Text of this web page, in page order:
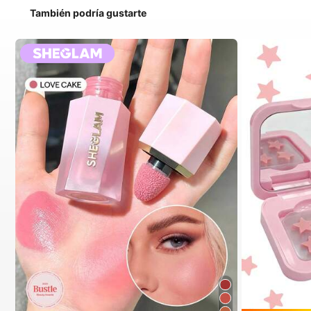
También podría gustarte